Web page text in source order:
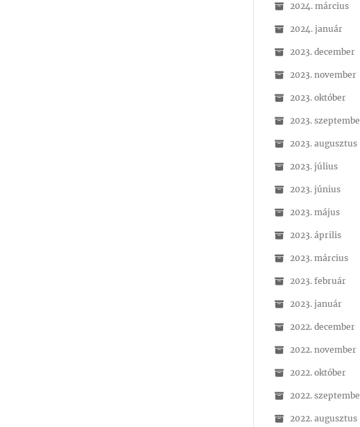
2024. március
2024. január
2023. december
2023. november
2023. október
2023.
2023. augusztus
2023. július
2023. június
2023. május
2023. április
2023. március
2023. február
2023. január
2022. december
2022. november
2022. október
2022.
2022. augusztus